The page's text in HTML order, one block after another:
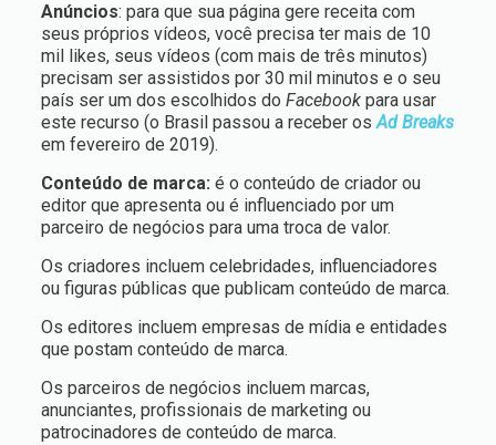
Anúncios: para que sua página gere receita com
seus próprios vídeos, você precisa ter mais de 10
mil likes, seus vídeos (com mais de três minutos)
precisam ser assistidos por 30 mil minutos e o seu
país ser um dos escolhidos do Facebook para usar
este recurso (o Brasil passou a receber osAd Breaks
em fevereiro de 2019).
Conteúdo de marca: é o conteúdo de criador ou
editor que apresenta ou é influenciado por um
parceiro de negócios para uma troca de valor.
Os criadores incluem celebridades, influenciadores
ou figuras públicas que publicam conteúdo de marca.
Os editores incluem empresas de mídia e entidades
que postam conteúdo de marca.
Os parceiros de negócios incluem marcas,
anunciantes, profissionais de marketing ou
patrocinadores de conteúdo de marca.